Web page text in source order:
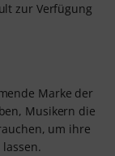
zur Verfügung
Marke der
Musikern die
um ihre